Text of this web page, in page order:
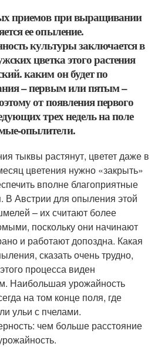
приемов при выращивании
ее опыление.
культуры заключается в
цветка этого растения
каким он будет по
– первым или пятым –
от появления первого
трех недель на поле
опылители.
тыквы растянут, цветет даже в
цветения нужно «закрыть»
вполне благоприятные
В Австрии для опыления этой
– их считают более
поскольку они начинают
и работают допоздна. Какая
сказать очень трудно,
процесса виден
Наибольшая урожайность
на том конце поля, где
ульи с пчелами.
чем больше расстояние